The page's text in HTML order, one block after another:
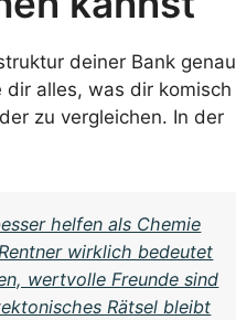
deiner Bank genau
alles, was dir komisch
zu vergleichen. In der
helfen als Chemie
wirklich bedeutet
wertvolle Freunde sind
Rätsel bleibt